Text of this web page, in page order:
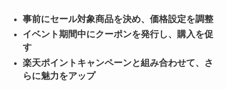
事前にセール対象商品を決め、価格設定を調整
イベント期間中にクーポンを発行し、購入を促
す
楽天ポイントキャンペーンと組み合わせて、さ
らに魅力をアップ